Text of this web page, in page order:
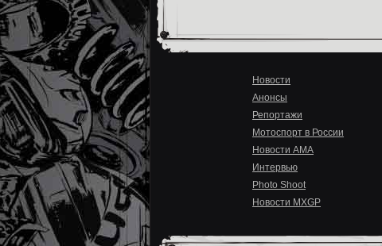
Новости
Анонсы
Репортажи
Мотоспорт в России
Новости AMA
Интервью
Photo Shoot
Новости MXGP